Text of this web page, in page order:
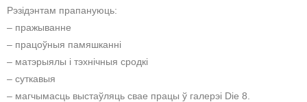
Рэзідэнтам прапануюць:
– пражыванне
– працоўныя памяшканні
– матэрыялы і тэхнічныя сродкі
– суткавыя
– магчымасць выстаўляць свае працы ў галерэі Die 8.